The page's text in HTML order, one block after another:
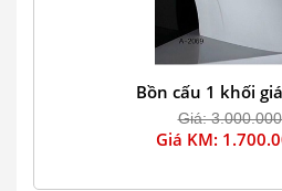
Bồn cấu 1 khối
Giá:
Giá KM: